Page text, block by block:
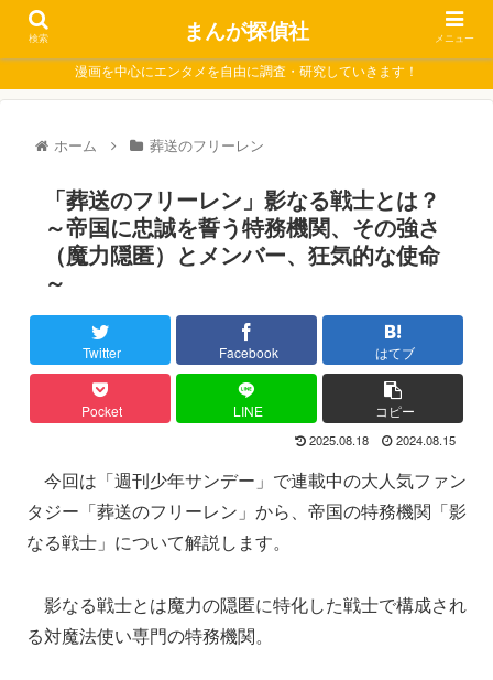
漫画を中心にエンタメを自由に調査・研究していきます！
ホーム 葬送のフリーレン
「葬送のフリーレン」影なる戦士とは？
～帝国に忠誠を誓う特務機関、その強さ
（魔力隠匿）とメンバー、狂気的な使命
～
Twitter Facebook はてブ
Pocket LINE コピー
2025.08.18 2024.08.15
今回は「週刊少年サンデー」で連載中の大人気ファン
タジー「葬送のフリーレン」から、帝国の特務機関「影
なる戦士」について解説します。
影なる戦士とは魔力の隠匿に特化した戦士で構成され
る対魔法使い専門の特務機関。
検索 まんが探偵社 メニュー